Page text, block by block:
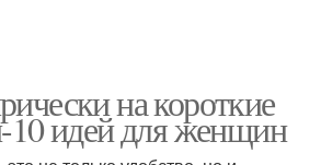
на короткие
10 идей для женщин